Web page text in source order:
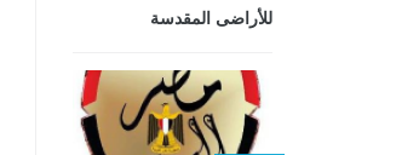
للأراضى المقدسة